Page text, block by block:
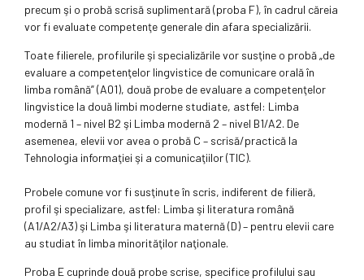
precum şi o probă scrisă suplimentară (proba F), în cadrul căreia
vor fi evaluate competenţe generale din afara specializării.
Toate filierele, profilurile şi specializările vor susţine o probă „de
evaluare a competenţelor lingvistice de comunicare orală în
limba română” (A01), două probe de evaluare a competenţelor
lingvistice la două limbi moderne studiate, astfel: Limba
modernă 1 – nivel B2 şi Limba modernă 2 – nivel B1/A2. De
asemenea, elevii vor avea o probă C – scrisă/practică la
Tehnologia informaţiei şi a comunicaţiilor (TIC).
Probele comune vor fi susţinute în scris, indiferent de filieră,
profil şi specializare, astfel: Limba şi literatura română
(A1/A2/A3) şi Limba şi literatura maternă (D) – pentru elevii care
au studiat în limba minorităţilor naţionale.
Proba E cuprinde două probe scrise, specifice profilului sau